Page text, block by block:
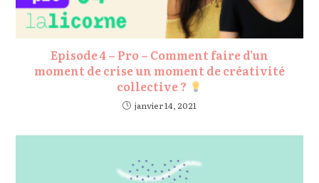
Episode 4 – Pro – Comment faire d’un
moment de crise un moment de créativité
collective ?
janvier 14, 2021